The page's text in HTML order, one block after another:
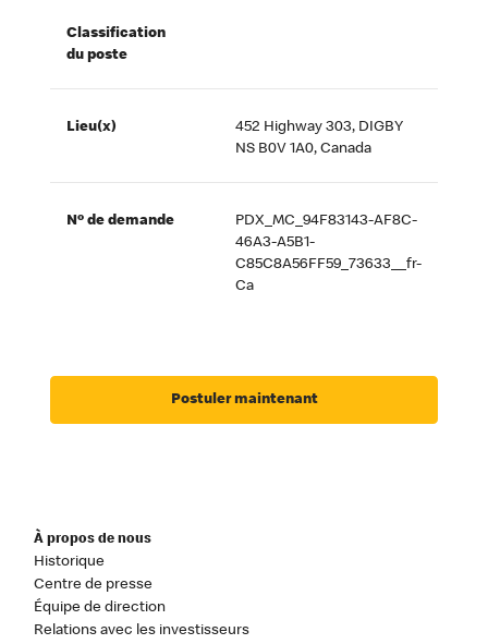
Classification
du poste
Lieu(x)
452 Highway 303, DIGBY
NS B0V 1A0, Canada
Nº de demande
PDX_MC_94F83143-AF8C-
46A3-A5B1-
C85C8A56FF59_73633__fr-
Ca
Postuler maintenant
À propos de nous
Historique
Centre de presse
Équipe de direction
Relations avec les investisseurs